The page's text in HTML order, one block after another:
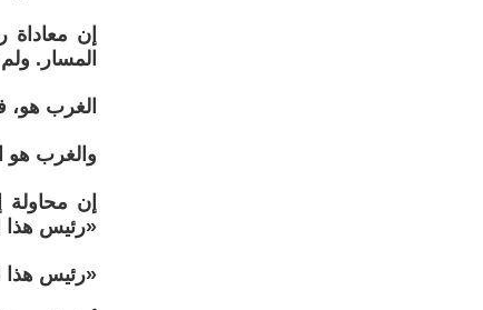
إن معاداة
المسار.
الغرب
والغرب هو
إن
«رئيس هذا
«رئيس هذا